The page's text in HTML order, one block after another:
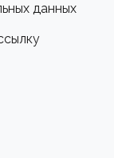
данных